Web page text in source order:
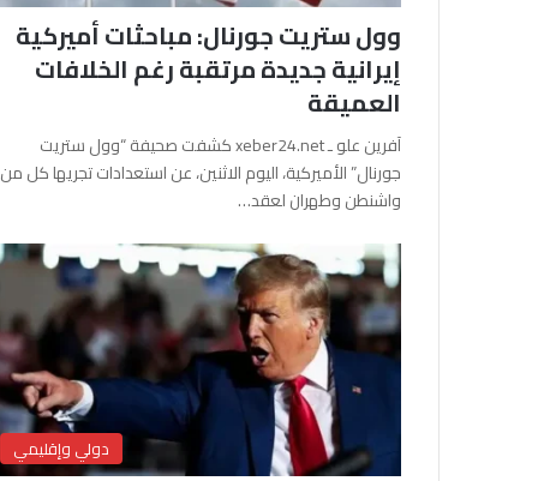
وول ستريت جورنال: مباحثات أميركية
إيرانية جديدة مرتقبة رغم الخلافات
العميقة
آفرين علو ـ xeber24.net كشفت صحيفة “وول ستريت
جورنال” الأميركية، اليوم الاثنين، عن استعدادات تجريها كل من
واشنطن وطهران لعقد…
دولي وإقليمي